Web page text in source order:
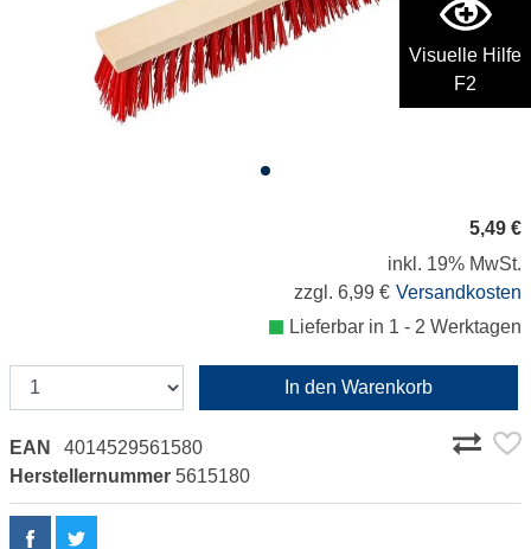
Visuelle Hilfe
F2
5,49 €
inkl. 19% MwSt.
zzgl. 6,99 € Versandkosten
Lieferbar in 1 - 2 Werktagen
In den Warenkorb
EAN
4014529561580
Herstellernummer 5615180